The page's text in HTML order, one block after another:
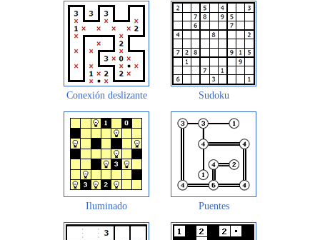
Conexión deslizante Sudoku
Iluminado Puentes